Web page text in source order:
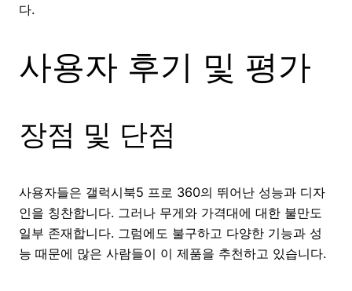
다.
사용자 후기 및 평가
장점 및 단점
사용자들은 갤럭시북5 프로 360의 뛰어난 성능과 디자
인을 칭찬합니다. 그러나 무게와 가격대에 대한 불만도
일부 존재합니다. 그럼에도 불구하고 다양한 기능과 성
능 때문에 많은 사람들이 이 제품을 추천하고 있습니다.